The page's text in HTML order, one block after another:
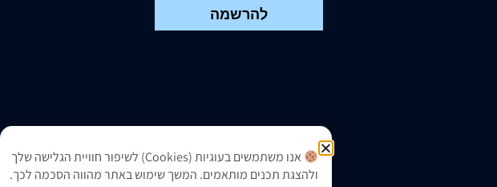
להרשמה
אנו משתמשים בעוגיות (Cookies) לשיפור חוויית הגלישה שלך
ולהצגת תכנים מותאמים. המשך שימוש באתר מהווה הסכמה לכך.